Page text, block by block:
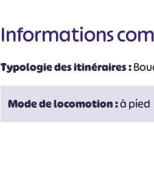
Informations
Typologie des itinéraires :
Mode de locomotion :à pied
# #